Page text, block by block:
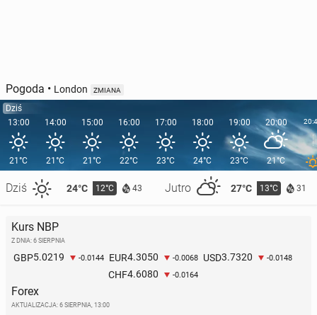
Pogoda • London ZMIANA
Dziś
13:00
21°C
Dziś 24°C 12°C 43 Jutro 27°C 13°C 31
14:00
21°C
15:00
21°C
16:00
22°C
17:00
23°C
18:00
24°C
19:00
23°C
20:00
21°C
Kurs NBP
Z DNIA: 6 SIERPNIA
GBP5.0219 -0.0144 EUR4.3050 -0.0068 USD3.7320 -0.0148
CHF4.6080 -0.0164
Forex
AKTUALIZACJA: 6 SIERPNIA, 13:00